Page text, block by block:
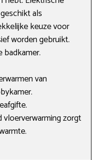
als
keuze voor
worden gebruikt.
badkamer.
van
vloerverwarming zorgt